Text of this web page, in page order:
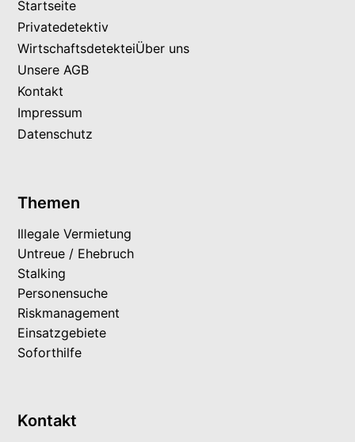
Startseite
Privatedetektiv
WirtschaftsdetekteiÜber uns
Unsere AGB
Kontakt
Impressum
Datenschutz
Themen
Illegale Vermietung
Untreue / Ehebruch
Stalking
Personensuche
Riskmanagement
Einsatzgebiete
Soforthilfe
Kontakt